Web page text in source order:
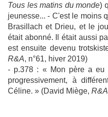
Tous les matins du monde)
jeunesse... - C'est le moins
Brasillach et Drieu, et le
était abonné. Il était aussi
est ensuite devenu
R&A, n°61, hiver 2019)
- p.378 : « Mon père a eu
progressivement, à
Céline. » (David Miège, R&A